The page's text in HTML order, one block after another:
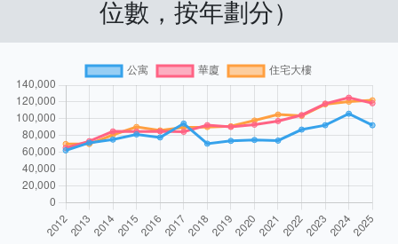
位數，按年劃分）